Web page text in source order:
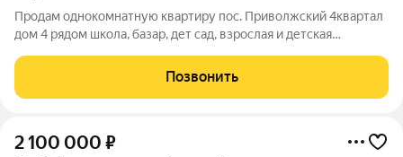
Продам однокомнатную квартиру пос. Приволжский 4квартал
дом 4 рядом школа, базар, дет сад, взрослая и детская
этаж балкон, натяжной потолок в зале и в ванной,
кондиционер, дверь металлическая,
Позвонить
2 100 000 ₽